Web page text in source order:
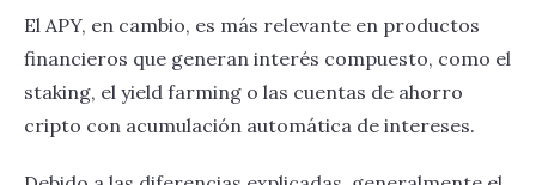
El APY, en cambio, es más relevante en productos
financieros que generan interés compuesto, como el
staking, el yield farming o las cuentas de ahorro
cripto con acumulación automática de intereses.